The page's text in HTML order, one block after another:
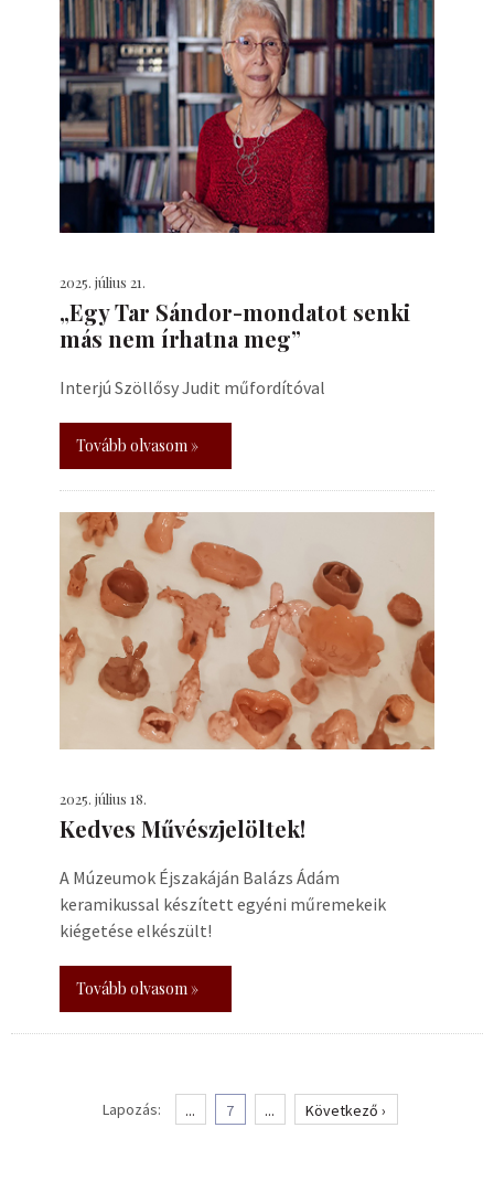
2025. július 21.
„Egy Tar Sándor-mondatot senki
más nem írhatna meg”
Interjú Szöllősy Judit műfordítóval
Tovább olvasom »
2025. július 18.
Kedves Művészjelöltek!
A Múzeumok Éjszakáján Balázs Ádám
keramikussal készített egyéni műremekeik
kiégetése elkészült!
Tovább olvasom »
Lapozás: ... 7 ... Következő ›